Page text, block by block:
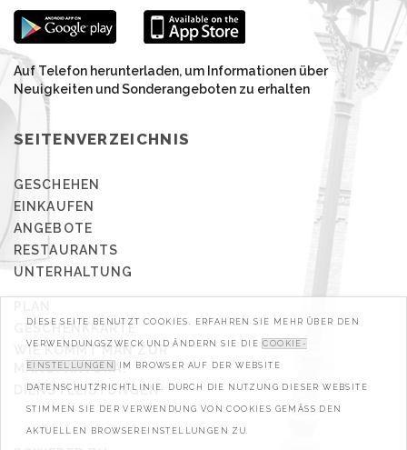
Auf Telefon herunterladen, um Informationen über
Neuigkeiten und Sonderangeboten zu erhalten
SEITENVERZEICHNIS
GESCHEHEN
EINKAUFEN
ANGEBOTE
RESTAURANTS
UNTERHALTUNG
GESCHENKKARTE
WIE KOMMT MAN ZUR
MANUFAKTURA?
DIENSTLEISTUNGEN
DIESE SEITE BENUTZT COOKIES. ERFAHREN SIE MEHR ÜBER DEN
VERWENDUNGSZWECK UND ÄNDERN SIE DIE COOKIE-
EINSTELLUNGEN IM BROWSER AUF DER WEBSITE
DATENSCHUTZRICHTLINIE. DURCH DIE NUTZUNG DIESER WEBSITE
STIMMEN SIE DER VERWENDUNG VON COOKIES GEMÄSS DEN A
KTUELLEN BROWSEREINSTELLUNGEN ZU.